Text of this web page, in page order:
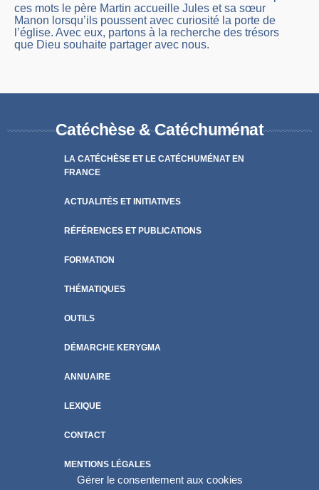
Gérer le consentement aux cookies
ces mots le père Martin accueille Jules et sa sœur
Manon lorsqu’ils poussent avec curiosité la porte de
l’église. Avec eux, partons à la recherche des trésors
que Dieu souhaite partager avec nous.
Catéchèse & Catéchuménat
LA CATÉCHÈSE ET LE CATÉCHUMÉNAT EN
FRANCE
ACTUALITÉS ET INITIATIVES
RÉFÉRENCES ET PUBLICATIONS
FORMATION
THÉMATIQUES
OUTILS
DÉMARCHE KERYGMA
ANNUAIRE
LEXIQUE
CONTACT
MENTIONS LÉGALES